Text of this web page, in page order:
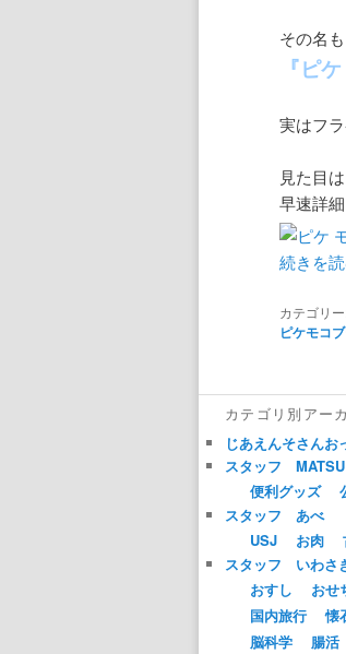
その名も
『ピ
実はフ
見た目
早速詳
続きを
カテゴリ
ピケモコ
カテゴリ別アー
じあえんそさんお
スタッフ MATSU
便利グッズ
スタッフ あべ
USJ
お肉
スタッフ いわさ
おすし
おせ
国内旅行
懐
脳科学
腸活